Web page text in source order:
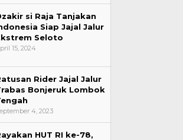
si Raja Tanjakan
Siap Jajal Jalur
Seloto
15, 2024
Rider Jajal Jalur
Bonjeruk Lombok
4, 2023
HUT RI ke-78,